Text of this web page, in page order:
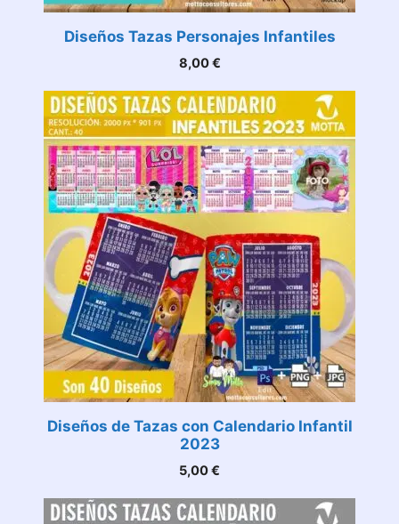
Diseños Tazas Personajes Infantiles
8,00€
Diseños de Tazas con Calendario Infantil
2023
5,00€